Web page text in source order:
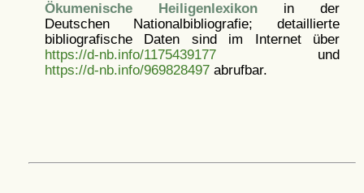
Ökumenische Heiligenlexikonin der
Deutschen Nationalbibliografie; detaillierte
bibliografische Daten sind im Internet über
https://d-nb.info/1175439177und
https://d-nb.info/969828497abrufbar.